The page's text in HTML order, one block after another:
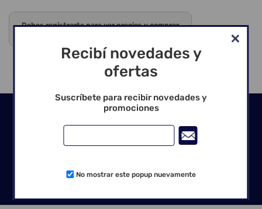
Debes registrarte para ver precios y comprar
Seguinos en las redes
Recibí novedades y
ofertas
Suscríbete para recibir novedades y
promociones
No mostrar este popup nuevamente